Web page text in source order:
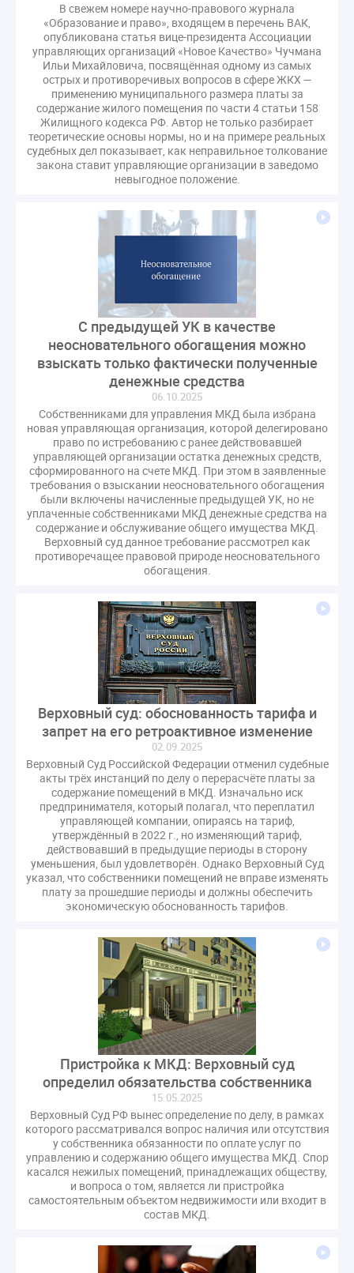
общее собрание собственников
ответственность
пени по жку
перерасчет платы
тарифы
теплоснабжение
штраф
ВОК
Всероссийское совещание
ГД
Госсовет
ЕИРЦ
Жилищная инспекция
Закон Хинштейна
Зарубежный опыт
Исследования
Казань
МВД
Минфин НДС
Общественная палата
Рабочая группа
СРО регулирование ГЖИ лицензирование надзор
Совет Федерации
вебинар
выставка ЖКХ
законопроект
запрет на уступку
инициатива
информационная система ЖКХ
контроль
круглый стол
мораторий
обсуждение
оплата услуг
отчетность УК
персональные данные
реформирование ЖКХ
ВЦИОМ
ГИС ЖКС
ГПК РФ ГУО
Геллер
Государственная дума
Дезинфекция
Дума
ЕФИЦ
Законопроект Минстрой
Законопроект Пахомов Кошелев
Законопроект теплоснабжение ответственность
Законотворчество
Заседание
ИПУ
Игорь Владимиров
Качество
Кейс
Конституционный Суд
Кошелев Пахомов
Лицензии М.Геллер
Награды Новая УК
ПМЭФ-2024
ПМЮФ-2024
Перепланировка ОДИ
Поручение Президента
Правительства РФ
Правительство диагностика
Праздники
РКЦ
Разъяснения
Регулирование Малахов
Резолюция
Рейтинг
Собрание собственников
Соглашение о сотрудничестве
Статья
Стратегия развития ЖКХ 2030
Судебная практика ЖКХ
Требования
Форум
Цифорвизация
арендатор
вентиляционные каналы
внеплановые проверки
вода
выбор УК
гарантийная управляющая компания
демоэкзамен
депутаты
дисквалификация
документ
единство измерений
жалобы
жилищный надзор
закон о банкротстве
изменения в ЖК РФ
изменения в Положение
индексация
индикаторы риска
кадры
категория риска
квалифэкзамен
кворум ОСС
микрогенерация
надзор
неосновательное обогащение
непредвиденные расходы
нормотворчество
общедомовое имущество
общедомовой прибор учета
общее собрание
особенности взимания пени
В свежем номере научно-правового журнала
«Образование и право», входящем в перечень ВАК,
опубликована статья вице-президента Ассоциации
управляющих организаций «Новое Качество» Чучмана
Ильи Михайловича, посвящённая одному из самых
острых и противоречивых вопросов в сфере ЖКХ —
применению муниципального размера платы за
содержание жилого помещения по части 4 статьи 158
Жилищного кодекса РФ. Автор не только разбирает
теоретические основы нормы, но и на примере реальных
судебных дел показывает, как неправильное толкование
закона ставит управляющие организации в заведомо
невыгодное положение.
С предыдущей УК в качестве
неосновательного обогащения можно
взыскать только фактически полученные
денежные средства
06.10.2025
Собственниками для управления МКД была избрана
новая управляющая организация, которой делегировано
право по истребованию с ранее действовавшей
управляющей организации остатка денежных средств,
сформированного на счете МКД. При этом в заявленные
требования о взыскании неосновательного обогащения
были включены начисленные предыдущей УК, но не
уплаченные собственниками МКД денежные средства на
содержание и обслуживание общего имущества МКД.
Верховный суд данное требование рассмотрел как
противоречащее правовой природе неосновательного
обогащения.
Верховный суд: обоснованность тарифа и
запрет на его ретроактивное изменение
02.09.2025
Верховный Суд Российской Федерации отменил судебные
акты трёх инстанций по делу о перерасчёте платы за
содержание помещений в МКД. Изначально иск
предпринимателя, который полагал, что переплатил
управляющей компании, опираясь на тариф,
утверждённый в 2022 г., но изменяющий тариф,
действовавший в предыдущие периоды в сторону
уменьшения, был удовлетворён. Однако Верховный Суд
указал, что собственники помещений не вправе изменять
плату за прошедшие периоды и должны обеспечить
экономическую обоснованность тарифов.
Пристройка к МКД: Верховный суд
определил обязательства собственника
15.05.2025
Верховный Суд РФ вынес определение по делу, в рамках
которого рассматривался вопрос наличия или отсутствия
у собственника обязанности по оплате услуг по
управлению и содержанию общего имущества МКД. Спор
касался нежилых помещений, принадлежащих обществу,
и вопроса о том, является ли пристройка
самостоятельным объектом недвижимости или входит в
состав МКД.